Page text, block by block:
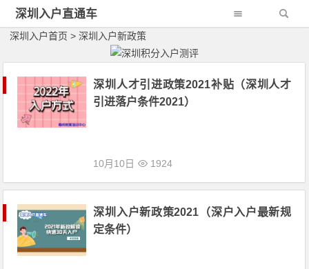
深圳入户直通车
深圳入户首页 > 深圳入户新政策
深圳人才引进政策2021补贴（深圳人才
引进落户条件2021）
10月10日 1924
深圳入户新政策2021（深户入户最新规
定条件）